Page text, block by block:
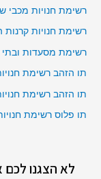
רשימת חנויות מכבי
רשימת חנויות קרנות
רשימת מסעדות ובתי
תו הזהב רשימת
תו הזהב רשימת חנויות 2023
תו פלוס רשימת
לא הצגנו